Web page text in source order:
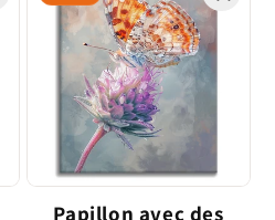
Papillon avec des